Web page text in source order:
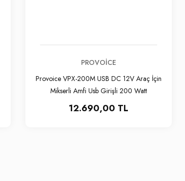
PROVOICE
Provoice VPX-200M USB DC 12V Araç İçin
Mikserli Amfi Usb Girişli 200 Watt
12.690,00 TL